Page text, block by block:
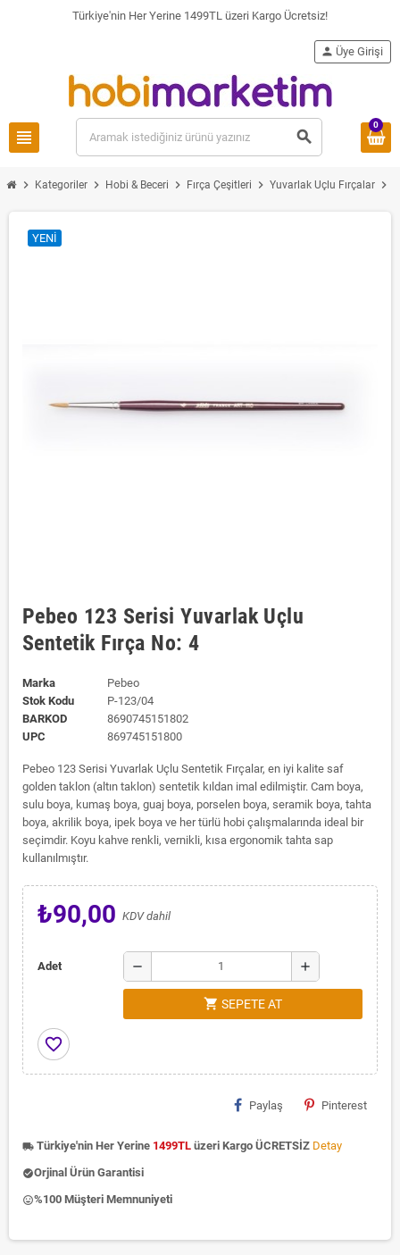
Türkiye'nin Her Yerine 1499TL üzeri Kargo Ücretsiz!
view_headline search
person Üye Girişi
0
chevron_right Kategoriler chevron_right Hobi & Beceri chevron_right Fırça Çeşitleri chevron_right Yuvarlak Uçlu Fırçalar chevron_right
YENI
Pebeo 123 Serisi Yuvarlak Uçlu
Sentetik Fırça No: 4
Marka
Pebeo
Stok Kodu
P-123/04
BARKOD
8690745151802
UPC
869745151800
Pebeo 123 Serisi Yuvarlak Uçlu Sentetik Fırçalar, en iyi kalite saf
golden taklon (altın taklon) sentetik kıldan imal edilmiştir. Cam boya,
sulu boya, kumaş boya, guaj boya, porselen boya, seramik boya, tahta
boya, akrilik boya, ipek boya ve her türlü hobi çalışmalarında ideal bir
seçimdir. Koyu kahve renkli, vernikli, kısa ergonomik tahta sap
kullanılmıştır.
₺90,00 KDV dahil
Adet remove add
shopping_cart SEPETE AT
favorite_border
Paylaş Pinterest
local_shipping Türkiye'nin Her Yerine 1499TL üzeri Kargo ÜCRETSİZ Detay
check_circleOrjinal Ürün Garantisi
insert_emoticon%100 Müşteri Memnuniyeti